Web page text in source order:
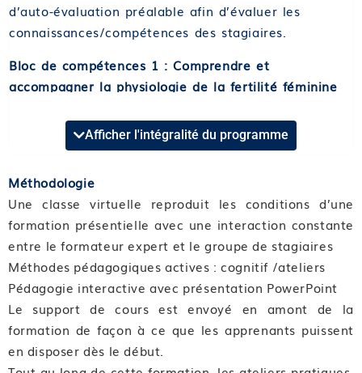
d’auto-évaluation préalable afin d’évaluer les
connaissances/compétences des stagiaires.
Bloc de compétences 1 : Comprendre et
accompagner la physiologie de la fertilité féminine
Format et durée : Classe virtuelle de 7 heures
Module 01 : Physio-anatomie féminine
Module 02 : Physio-anatomie masculine
Compétence 02 : Maîtriser les bases physiologiques
Module 03 : Le cycle menstruel et ses variations
hormonales
Module 04 : Les biomarqueurs du cycle féminin
Module 05 : Les variations d’humeur
Compétence 03 : Savoir observer et analyser les
Afficher l'intégralité du programme
Méthodologie
Une classe virtuelle reproduit les conditions d’une
formation présentielle avec une interaction constante
entre le formateur expert et le groupe de stagiaires
Méthodes pédagogiques actives : cognitif /ateliers
Pédagogie interactive avec présentation PowerPoint
Le support de cours est envoyé en amont de la
formation de façon à ce que les apprenants puissent
en disposer dès le début.